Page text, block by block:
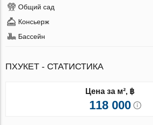
Общий сад
Консьерж
Бассейн
ПХУКЕТ - СТАТИСТИКА
Цена за м², ฿
118 000